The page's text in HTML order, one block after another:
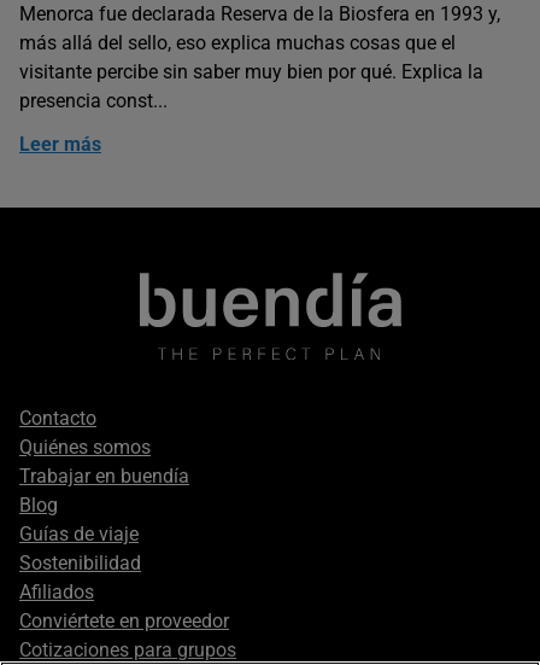
Menorca fue declarada Reserva de la Biosfera en 1993 y,
más allá del sello, eso explica muchas cosas que el
visitante percibe sin saber muy bien por qué. Explica la
presencia const...
Leer más
Footer
secondary
Contacto
Quiénes somos
Trabajar en buendía
Blog
Guías de viaje
Sostenibilidad
Afiliados
Conviértete en proveedor
Cotizaciones para grupos